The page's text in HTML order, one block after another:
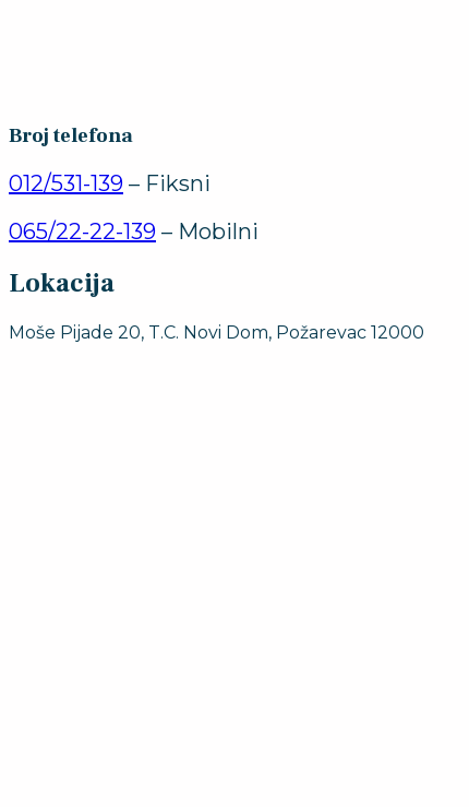
Broj telefona
012/531-139 – Fiksni
065/22-22-139 – Mobilni
Lokacija
Moše Pijade 20, T.C. Novi Dom, Požarevac 12000